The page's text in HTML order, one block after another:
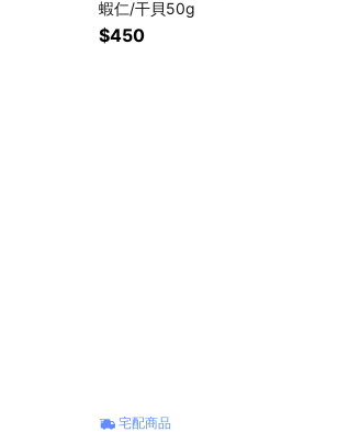
蝦仁/干貝50g
$450
宅配商品